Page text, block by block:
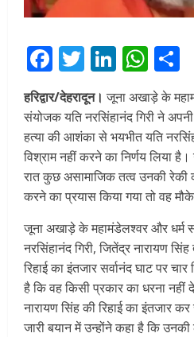
Facebook
Twitter
हरिद्वार/देहरादून। जूना अखाड़े के
संयोजक यति नरसिंहानंद गिरी ने
हत्या की आशंका से भयभीत यति
विश्राम नहीं करने का निर्णय लिया
रात कुछ असामाजिक तत्व उनकी रेकी
करने का प्रयास किया गया तो वह
जूना अखाड़े के महामंडेलश्वर और
नरसिंहानंद गिरी, जितेंद्र नारायण सिंह
रिहाई का इंतजार सर्वानंद घाट पर
है कि वह किसी प्रकार का धरना
नारायण सिंह की रिहाई का इंतजार
जारी बयान में उन्होंने कहा है कि उनकी